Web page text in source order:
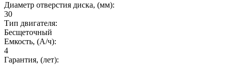
Диаметр отверстия диска, (мм):
30
Тип двигателя:
Бесщеточный
Емкость, (А/ч):
4
Гарантия, (лет):